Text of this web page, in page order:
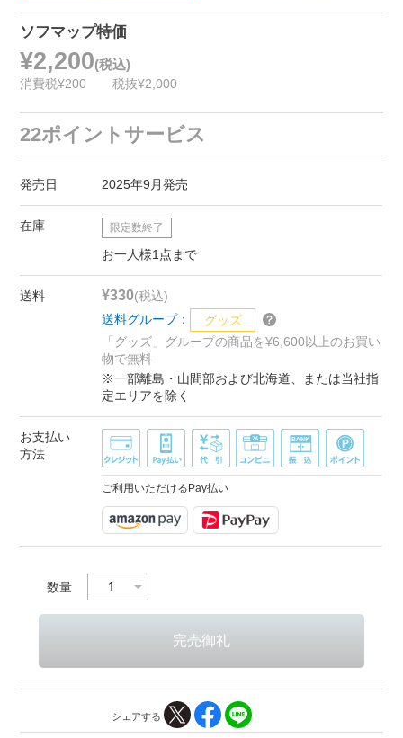
ソフマップ特価
¥2,200(税込)
消費税¥200 税抜¥2,000
22ポイントサービス
発売日 2025年9月発売
在庫 限定数終了
お一人様1点まで
送料 ¥330(税込)
送料グループ：
グッズ
「グッズ」グループの商品を¥6,600以上のお買い
物で無料
※一部離島・山間部および北海道、または当社指
定エリアを除く
お支払い
方法
ご利用いただけるPay払い
数量
シェアする